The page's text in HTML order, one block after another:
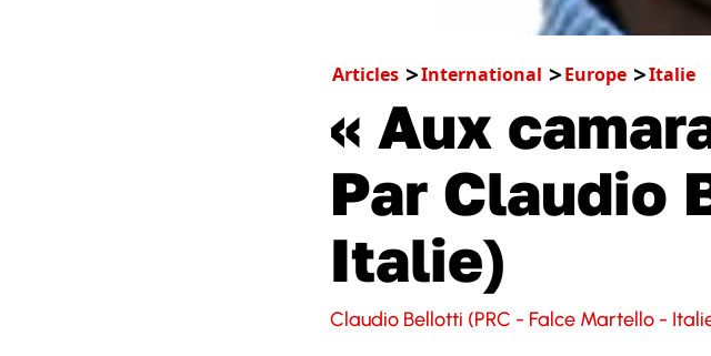
Articles International Europe Italie
« Aux
Par Claudio
Italie)
Claudio Bellotti (PRC - Falce Martello -